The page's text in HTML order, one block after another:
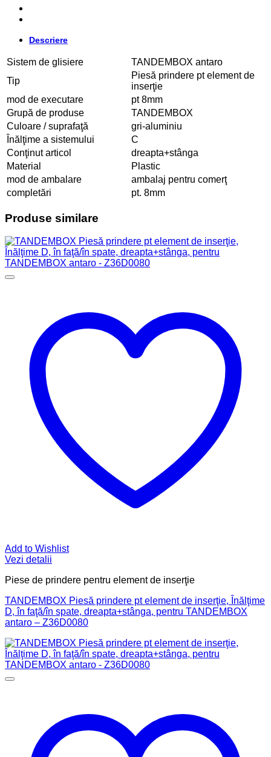
Descriere
Sistem de glisiere
TANDEMBOX antaro
Tip
Piesă prindere pt element de
inserţie
mod de executare
pt 8mm
Grupă de produse
TANDEMBOX
Culoare / suprafaţă
gri-aluminiu
Înălţime a sistemului
C
Conţinut articol
dreapta+stânga
Material
Plastic
mod de ambalare
ambalaj pentru comerţ
completări
pt. 8mm
Produse similare
Add to Wishlist
Vezi detalii
Piese de prindere pentru element de inserţie
TANDEMBOX Piesă prindere pt element de inserţie, Înălţime
D, în faţă/în spate, dreapta+stânga, pentru TANDEMBOX
antaro – Z36D0080